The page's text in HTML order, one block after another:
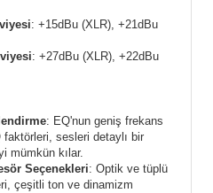
: +15dBu (XLR), +21dBu
: +27dBu (XLR), +22dBu
: EQ'nun geniş frekans
faktörleri, sesleri detaylı bir
mümkün kılar.
Seçenekleri: Optik ve tüplü
çeşitli ton ve dinamizm